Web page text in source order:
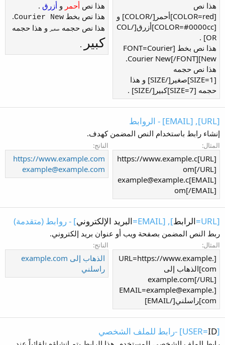
هذا نص
[COLOR=red]أحمر[/COLOR] و
[COLOR=#0000cc]أزرق[/COL
OR] .
هذا نص بخط [FONT=Courier
New]Courier New[/FONT].
هذا نص حجمه
[SIZE=1]صغير[/SIZE] و هذا
حجمه [SIZE=7]كبير[/SIZE] .
هذا نص أحمر و أزرق .
هذا نص بخط Courier New
.
هذا نص حجمه صغير و هذا حجمه
كبير .
[URL], [EMAIL] - الروابط
إنشاء رابط باستخدام النص المضمن كهدف.
المثال:
[URL]https://www.example.c
om[/URL]
[EMAIL]example@example.c
om[/EMAIL]
الناتج:
https://www.example.com
example@example.com
[URL= الرابط], [EMAIL= البريد الإلكتروني] - روابط (متقدمة)
ربط النص المضمن بصفحة ويب أو عنوان بريد إلكتروني.
المثال:
[URL=https://www.example.
com]الذهاب إلى
example.com[/URL]
[EMAIL=example@example.
com]راسلني[/EMAIL]
الناتج:
الذهاب إلى example.com
راسلني
[USER=
ID ] -رابط للملف الشخصي